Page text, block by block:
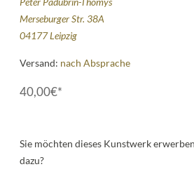
Merseburger Str. 38A
04177 Leipzig
Versand: nach Absprache
40,00€*
Sie möchten dieses Kunstwerk
dazu?